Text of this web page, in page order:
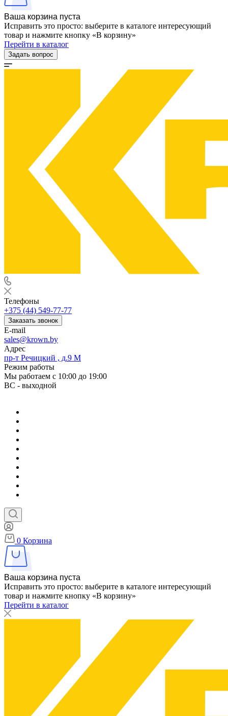
Ваша корзина пуста
Исправить это просто: выберите в каталоге интересующий
товар и нажмите кнопку «В корзину»
Перейти в каталог
Задать вопрос
Телефоны
+375 (44) 549-77-77
Заказать звонок
E-mail
sales@krown.by
Адрес
пр-т Речицкий , д.9 М
Режим работы
Мы работаем с 10:00 до 19:00
ВС - выходной
0 Корзина
Ваша корзина пуста
Исправить это просто: выберите в каталоге интересующий
товар и нажмите кнопку «В корзину»
Перейти в каталог